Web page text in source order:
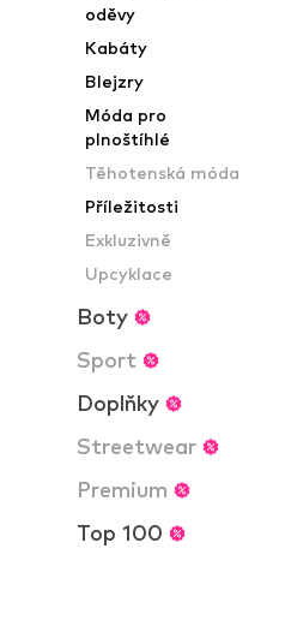
oděvy
Kabáty
Blejzry
Móda pro
plnoštíhlé
Těhotenská móda
Příležitosti
Exkluzivně
Upcyklace
Boty
Sport
Doplňky
Streetwear
Premium
Top 100